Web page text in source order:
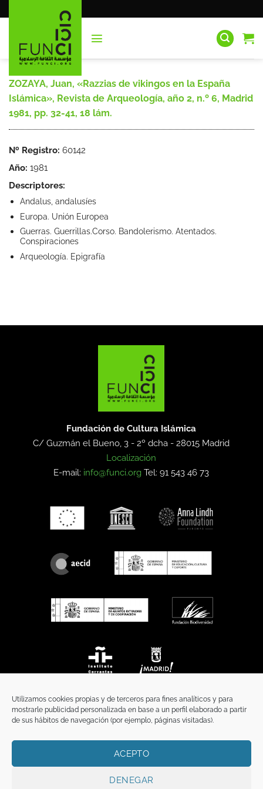
Utilizamos cookies propias y de terceros para fines analíticos y para
mostrarle publicidad personalizada en base a un perfil elaborado a partir
de sus hábitos de navegación (por ejemplo, páginas visitadas).
ACEPTO
DENEGAR
al
ZOZAYA, Juan, «Razzias de vikingos en la España
Islámica», Revista de Arqueología, año 2, n.º 6, Madrid
1981, pp. 32-41, 18 lám.
Nº Registro: 60142
Año: 1981
Descriptores:
Andalus, andalusíes
Europa. Unión Europea
Guerras. Guerrillas.Corso. Bandolerismo. Atentados.
Conspiraciones
Arqueología. Epigrafía
Fundación de Cultura Islámica
C/ Guzmán el Bueno, 3 - 2º dcha -28015 Madrid
Localización
E-mail: info@funci.org Tel: 91 543 46 73
TÉRMINOS Y CONDICIONES